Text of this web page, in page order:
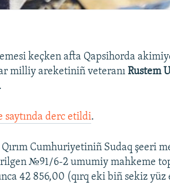
keçken afta Qapsihorda
milliy areketiniñ veteranıRustem
saytında derc etildi.
Cumhuriyetiniñ Sudaq şeeri
№91/6-2 umumiy mahkeme
42 856,00 (qırq eki biñ sekiz